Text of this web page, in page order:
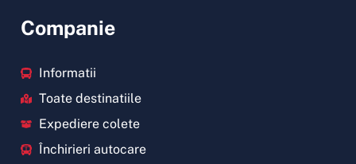
Companie
Informatii
Toate destinatiile
Expediere colete
Închirieri autocare